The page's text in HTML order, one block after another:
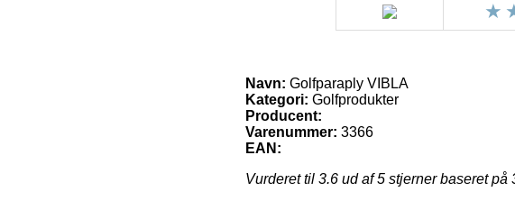
Navn: Golfparaply VIBLA
Kategori: Golfprodukter
Producent:
Varenummer: 3366
EAN:
Vurderet til 3.6 ud af 5 stjerner baseret på